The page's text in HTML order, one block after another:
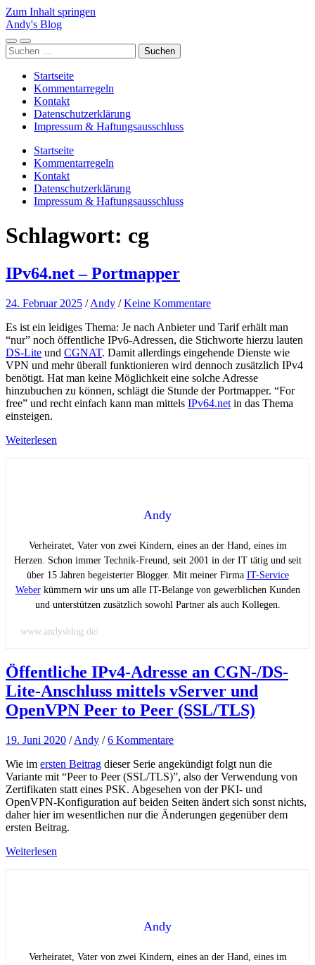
Zum Inhalt springen
Andy's Blog
Mobile-
Menü
Suchfeld
ein-/ausblenden
Suchen
nach:
Startseite
Kommentarregeln
Kontakt
Datenschutzerklärung
Impressum & Haftungsausschluss
Startseite
Kommentarregeln
Kontakt
Datenschutzerklärung
Impressum & Haftungsausschluss
Schlagwort: cg
IPv64.net – Portmapper
24. Februar 2025 /Andy /Keine Kommentare
Es ist ein leidiges Thema: Je nach Anbieter und Tarif erhält man
“nur” noch öffentliche IPv6-Adressen, die Stichworte hierzu lauten
DS-Lite und CGNAT. Damit allerdings eingehende Dienste wie
VPN und mehr überall funktionieren wird dennoch zusätzlich IPv4
benötigt. Hat man keine Möglichkeit eine solche Adresse
hinzubuchen zu können, schlägt die Stunde der Portmapper. “For
free” und recht einfach kann man mittels IPv64.net in das Thema
einsteigen.
Weiterlesen
Andy
Verheiratet, Vater von zwei Kindern, eines an der Hand, eines im
Herzen. Schon immer Technik-Freund, seit 2001 in der IT tätig und seit
über 15 Jahren begeisterter Blogger. Mit meiner Firma IT-Service
Weberkümmern wir uns um alle IT-Belange von gewerblichen Kunden
und unterstützen zusätzlich sowohl Partner als auch Kollegen.
www.andysblog.de/
Öffentliche IPv4-Adresse an CGN-/DS-
Lite-Anschluss mittels vServer und
OpenVPN Peer to Peer (SSL/TLS)
19. Juni 2020 /Andy /6 Kommentare
Wie im ersten Beitrag dieser Serie angekündigt folgt nun die
Variante mit “Peer to Peer (SSL/TLS)”, also der Verwendung von
Zertifikaten statt eines PSK. Abgesehen von der PKI- und
OpenVPN-Konfiguration auf beiden Seiten ändert sich sonst nichts,
daher hier im wesentlichen nur die Änderungen gegenüber dem
ersten Beitrag.
Weiterlesen
Andy
Verheiratet, Vater von zwei Kindern, eines an der Hand, eines im